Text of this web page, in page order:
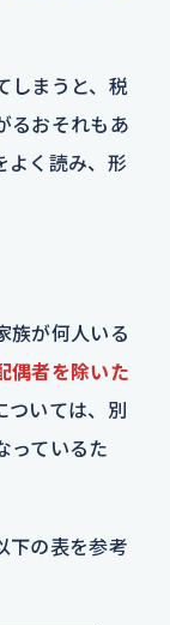
しまうと、税
るおそれもあ
よく読み、形
族が何人いる
偶者を除いた
ついては、別
っているた
下の表を参考